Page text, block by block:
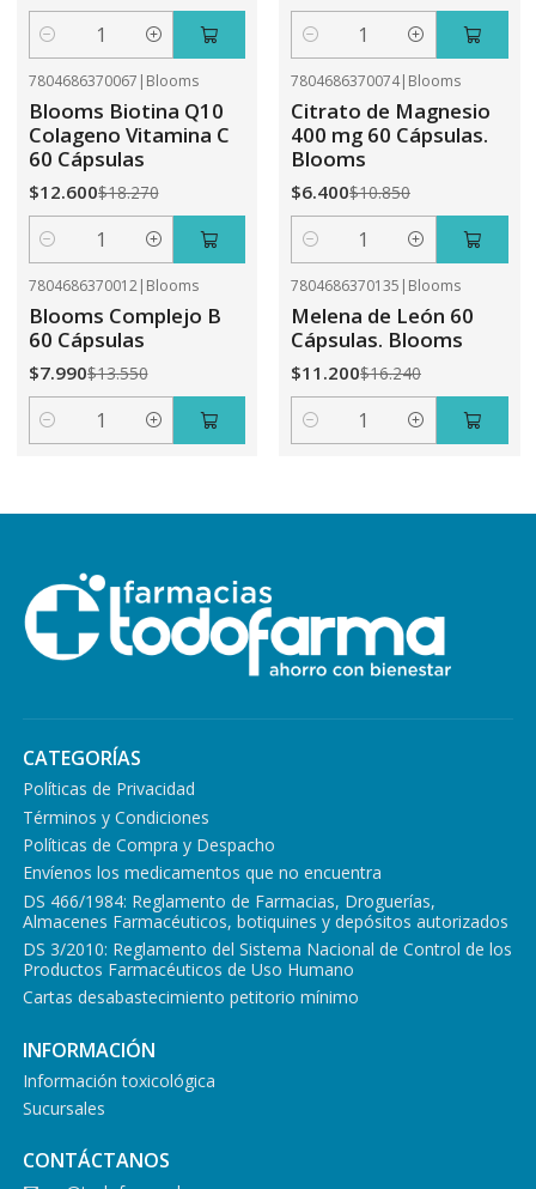
Cantidad Cantidad
7804686370067 | Blooms
Blooms Biotina Q10
Colageno Vitamina C
60 Cápsulas
$12.600$18.270
Cantidad
7804686370074| Blooms
Citrato de Magnesio
400 mg 60 Cápsulas.
Blooms
$6.400$10.850
Cantidad
7804686370012| Blooms
Blooms Complejo B
60 Cápsulas
$7.990$13.550
Cantidad
7804686370135 | Blooms
Melena de León 60
Cápsulas. Blooms
$11.200$16.240
Cantidad
CATEGORÍAS
Políticas de Privacidad
Términos y Condiciones
Políticas de Compra y Despacho
Envíenos los medicamentos que no encuentra
DS 466/1984: Reglamento de Farmacias, Droguerías,
Almacenes Farmacéuticos, botiquines y depósitos autorizados
DS 3/2010: Reglamento del Sistema Nacional de Control de los
Productos Farmacéuticos de Uso Humano
Cartas desabastecimiento petitorio mínimo
INFORMACIÓN
Información toxicológica
Sucursales
CONTÁCTANOS